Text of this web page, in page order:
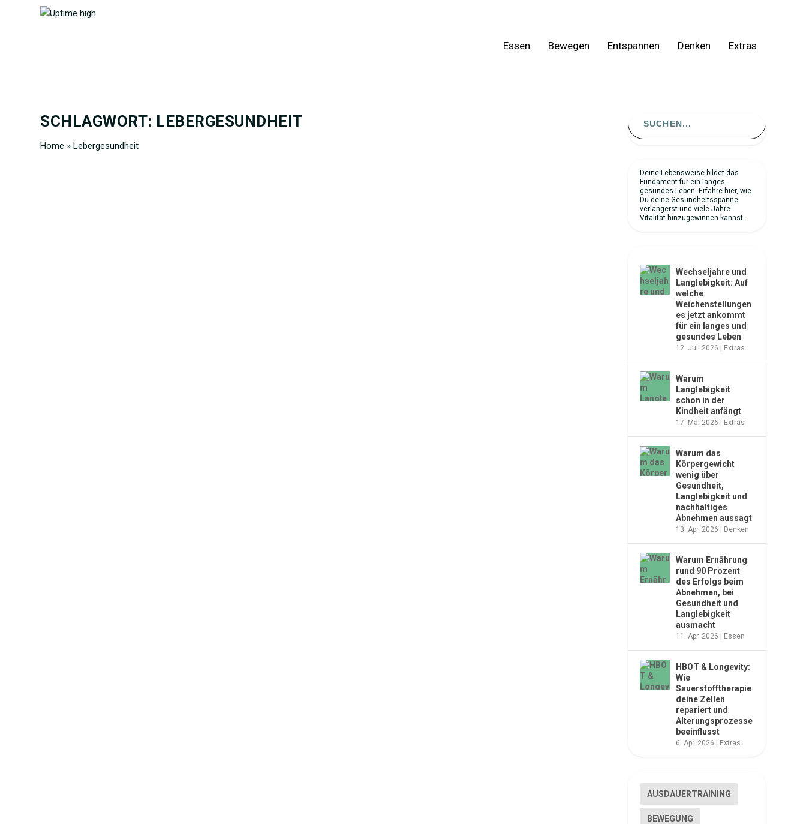
Essen Bewegen Entspannen Denken Extras
SCHLAGWORT: LEBERGESUNDHEIT
Home » Lebergesundheit
Deine Lebensweise bildet das
Fundament für ein langes,
gesundes Leben. Erfahre hier, wie
Du deine Gesundheitsspanne
verlängerst und viele Jahre
Vitalität hinzugewinnen kannst.
Wechseljahre und
Langlebigkeit: Auf
welche
Weichenstellungen
es jetzt ankommt
für ein langes und
gesundes Leben
12. Juli 2026 Extras
Warum
Langlebigkeit
schon in der
Kindheit anfängt
17. Mai 2026 Extras
Warum das
Körpergewicht
wenig über
Gesundheit,
Langlebigkeit und
nachhaltiges
Abnehmen aussagt
13. Apr. 2026 Denken
Warum Ernährung
rund 90 Prozent
des Erfolgs beim
Abnehmen, bei
Gesundheit und
Langlebigkeit
ausmacht
11. Apr. 2026 Essen
HBOT & Longevity:
Wie
Sauerstofftherapie
deine Zellen
repariert und
Alterungsprozesse
beeinflusst
6. Apr. 2026 Extras
AUSDAUERTRAINING
BEWEGUNG